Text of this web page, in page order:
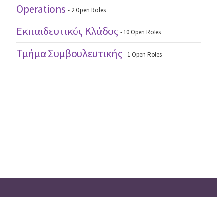
Οperations - 2 Open Roles
Εκπαιδευτικός Κλάδος - 10 Open Roles
Τμήμα Συμβουλευτικής - 1 Open Roles